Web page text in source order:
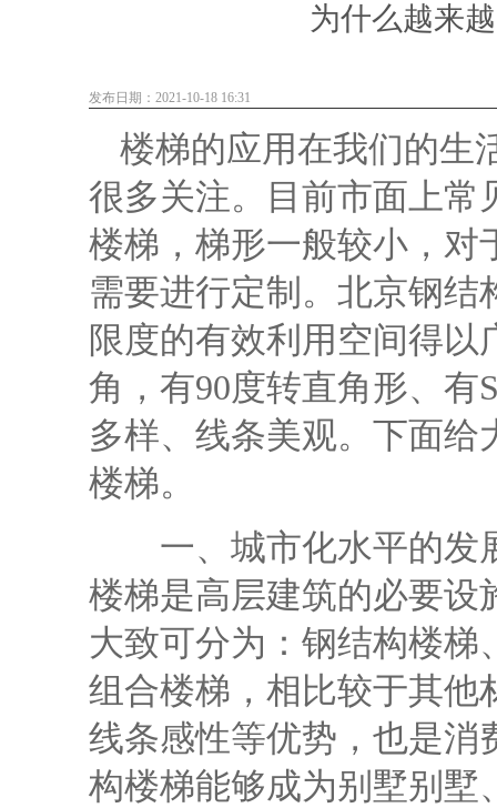
为什么越来
发布日期：2021-10-18 16:31
楼梯的应用在我们的生
很多关注。目前市面上常
楼梯，梯形一般较小，对
需要进行定制。 北京钢结
限度的有效利用空间得
角，有90度转直角形、有
多样、线条美观。下面
楼梯。
一、城市化水平的发
楼梯是高层建筑的必要设
大致可分为：钢结构楼
组合楼梯，相比较于其他
线条感性等优势，也是消
构楼梯能够成为别墅别墅